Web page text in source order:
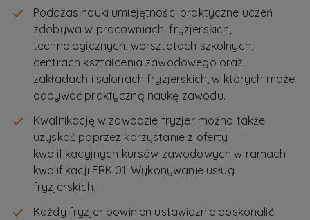
Podczas nauki umiejętności praktyczne uczeń
zdobywa w pracowniach: fryzjerskich,
technologicznych, warsztatach szkolnych,
centrach kształcenia zawodowego oraz
zakładach i salonach fryzjerskich, w których może
odbywać praktyczną naukę zawodu.
Kwalifikację w zawodzie fryzjer można także
uzyskać poprzez korzystanie z oferty
kwalifikacyjnych kursów zawodowych w ramach
kwalifikacji FRK.01. Wykonywanie usług
fryzjerskich.
Każdy fryzjer powinien ustawicznie doskonalić